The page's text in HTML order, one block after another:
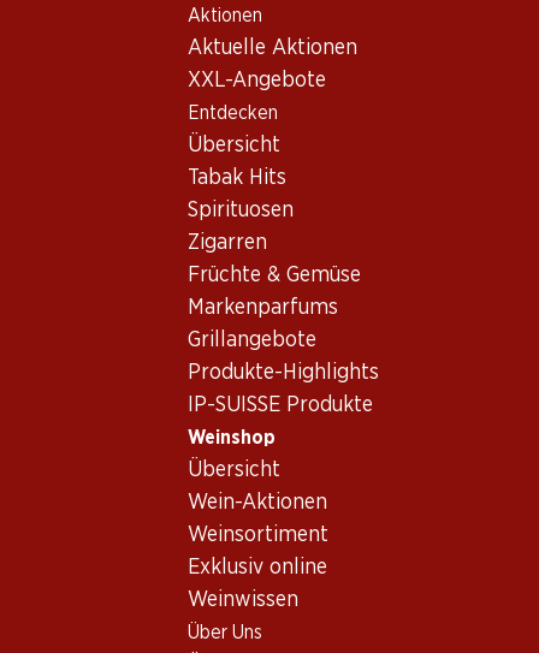
Aktionen
Aktuelle Aktionen
XXL-Angebote
Entdecken
Übersicht
Tabak Hits
Spirituosen
Zigarren
Früchte & Gemüse
Markenparfums
Grillangebote
Produkte-Highlights
IP-SUISSE Produkte
Weinshop
Übersicht
Wein-Aktionen
Weinsortiment
Exklusiv online
Weinwissen
Über Uns
Wein Sortiment
Grenache - Rotwein
Gérard Bertrand Narbo
Martius Réserve Coteaux de
Gérard Bertrand Cap Insula
Languedoc AOP